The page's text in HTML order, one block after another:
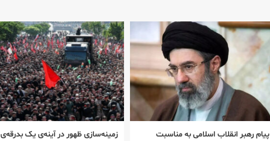
پیام رهبر انقلاب اسلامی به مناسبت
زمینه‌سازی ظهور در آینه‌ی یک بدرقه‌ی